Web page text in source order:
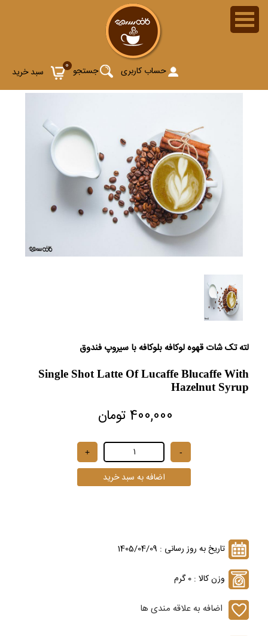
0 سبد خرید جستجو حساب کاربری
لته تک شات قهوه لوکافه بلوکافه با سیروپ فندوق
Single Shot Latte Of Lucaffe Blucaffe With
Hazelnut Syrup
400,000 تومان
تاریخ به روز رسانی : 1405/04/09
وزن کالا : 0 گرم
اضافه به علاقه مندی ها